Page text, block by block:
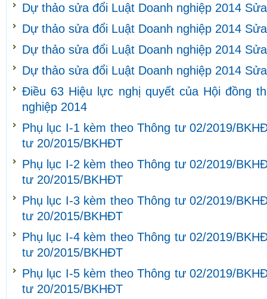
Dự thảo sửa đổi Luật Doanh nghiệp 2014
Dự thảo sửa đổi Luật Doanh nghiệp 2014
Dự thảo sửa đổi Luật Doanh nghiệp 2014
Dự thảo sửa đổi Luật Doanh nghiệp 2014
Điều 63 Hiệu lực nghị quyết của Hội đồng
nghiệp 2014
Phụ lục I-1 kèm theo Thông tư 02/2019/
tư 20/2015/BKHĐT
Phụ lục I-2 kèm theo Thông tư 02/2019/
tư 20/2015/BKHĐT
Phụ lục I-3 kèm theo Thông tư 02/2019/
tư 20/2015/BKHĐT
Phụ lục I-4 kèm theo Thông tư 02/2019/
tư 20/2015/BKHĐT
Phụ lục I-5 kèm theo Thông tư 02/2019/
tư 20/2015/BKHĐT